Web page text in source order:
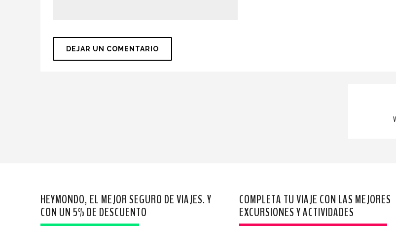
HEYMONDO, EL MEJOR SEGURO DE VIAJES. Y
CON UN 5% DE DESCUENTO
COMPLETA TU VIAJE CON LAS MEJORES
EXCURSIONES Y ACTIVIDADES